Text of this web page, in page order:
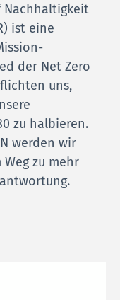
Nachhaltigkeit
ist eine
der Net Zero
uns,
zu halbieren.
werden wir
zu mehr